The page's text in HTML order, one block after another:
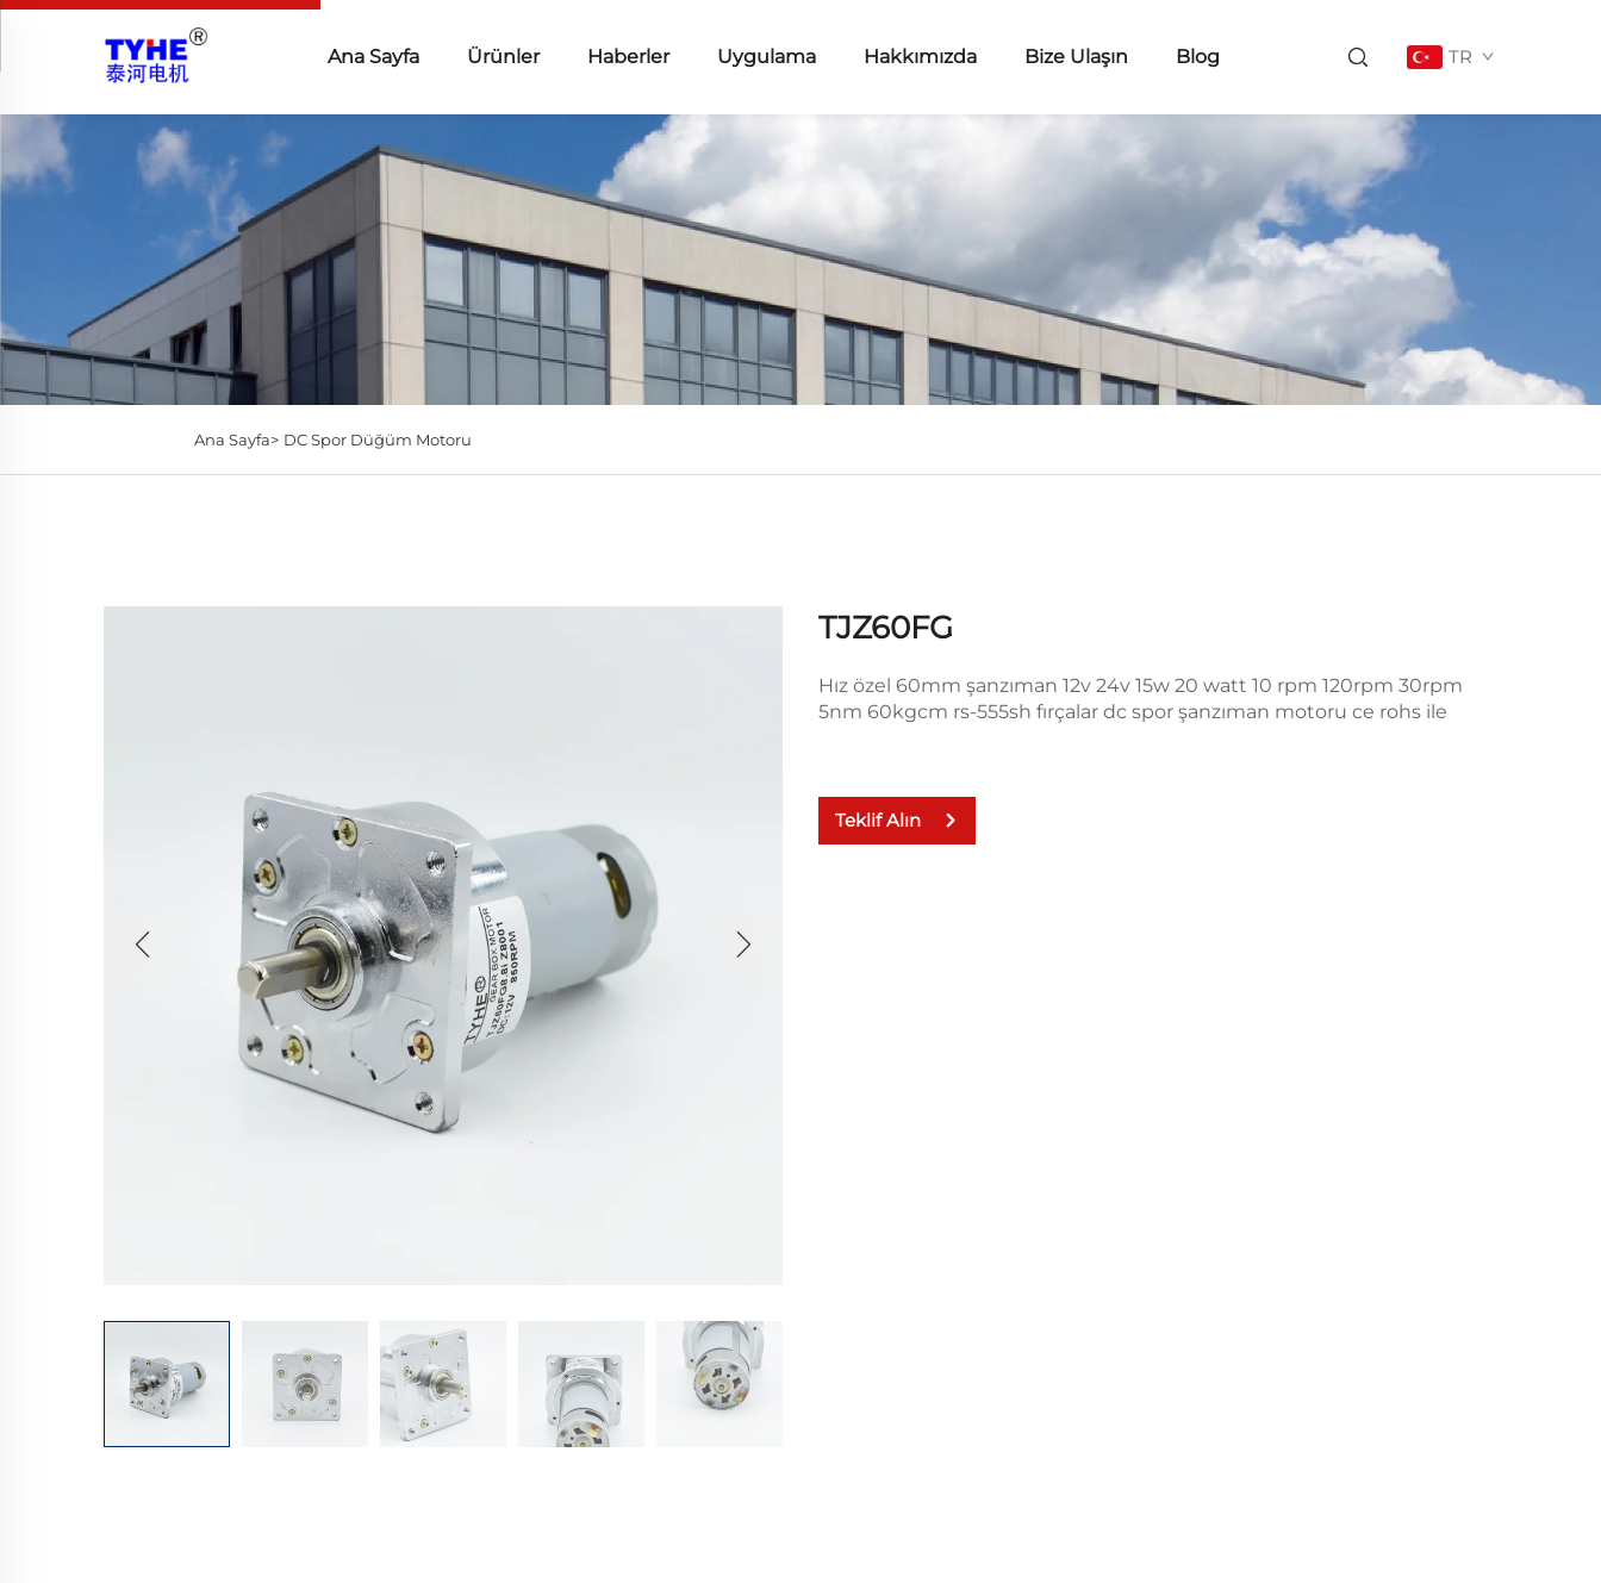
Ana Sayfa Ürünler Haberler Uygulama Hakkımızda Bize Ulaşın Blog TR
Ana Sayfa> DC Spor Düğüm Motoru
TJZ60FG
Hız özel 60mm şanzıman 12v 24v 15w 20 watt 10 rpm 120rpm 30rpm
5nm 60kgcm rs-555sh fırçalar dc spor şanzıman motoru ce rohs ile
Teklif Alın